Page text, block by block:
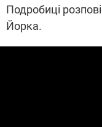
Подробиці
Йорка.